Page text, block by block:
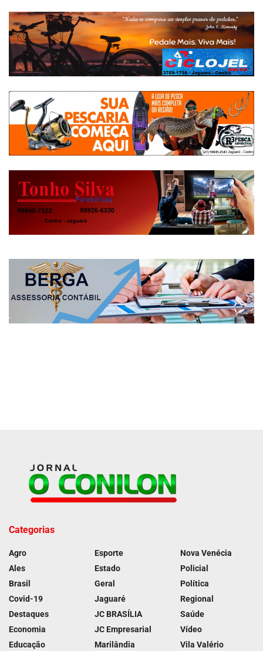
Categorias
Agro
Ales
Brasil
Covid-19
Destaques
Economia
Educação
Esporte
Estado
Geral
Jaguaré
JC BRASÍLIA
JC Empresarial
Marilândia
Nova Venécia
Policial
Política
Regional
Saúde
Vídeo
Vila Valério